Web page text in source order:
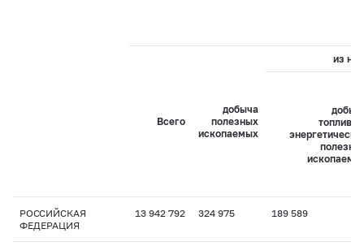
Всего
добыча
полезных
ископаемых
из
РОССИЙСКАЯ
ФЕДЕРАЦИЯ
13 942 792 324 975 189 589